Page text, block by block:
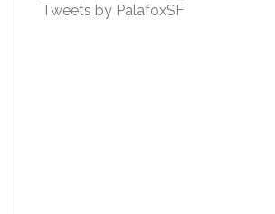
Tweets by PalafoxSF